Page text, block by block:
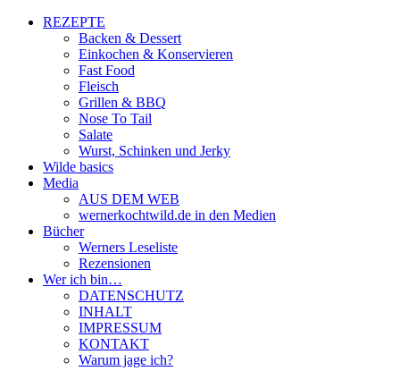
REZEPTE
Backen & Dessert
Einkochen & Konservieren
Fast Food
Fleisch
Grillen & BBQ
Nose To Tail
Salate
Wurst, Schinken und Jerky
Wilde basics
Media
AUS DEM WEB
wernerkochtwild.de in den Medien
Bücher
Werners Leseliste
Rezensionen
Wer ich bin…
DATENSCHUTZ
INHALT
IMPRESSUM
KONTAKT
Warum jage ich?